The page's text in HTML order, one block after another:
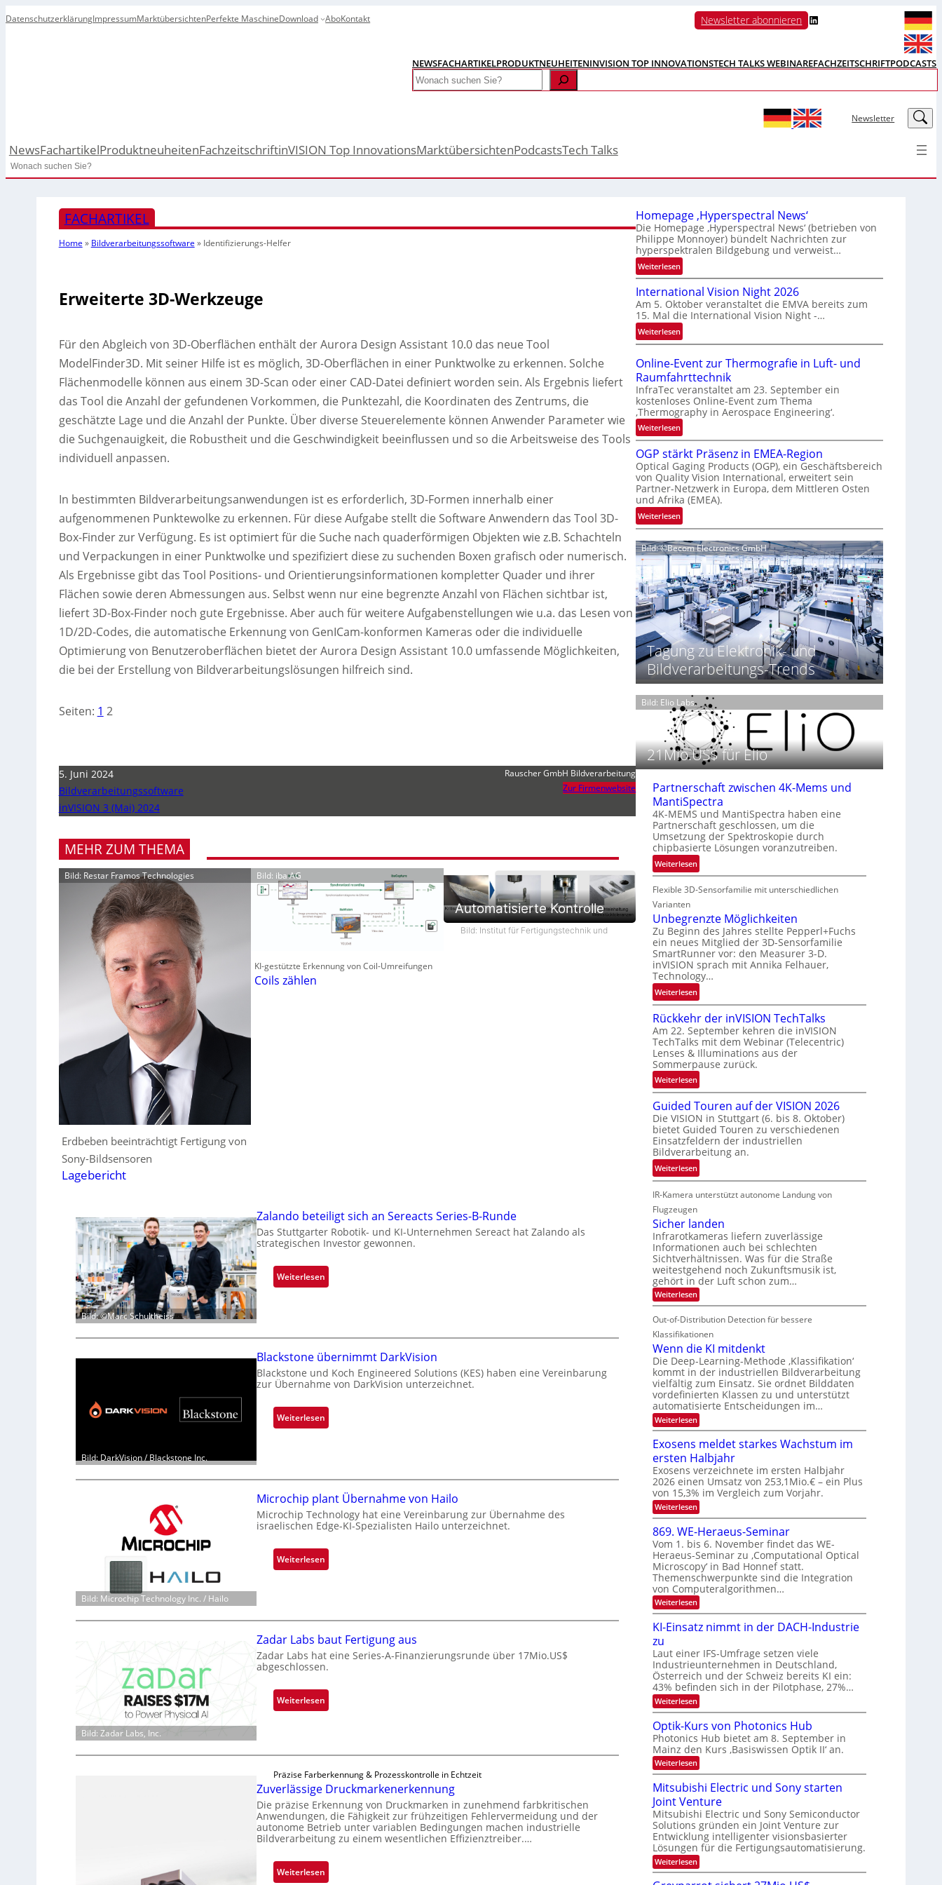
DatenschutzerklärungImpressumMarktübersichtenPerfekte MaschineDownload AboKontakt Newsletter abonnieren LinkedIn
NEWSFACHARTIKELPRODUKTNEUHEITENINVISION TOP INNOVATIONSTECH TALKS WEBINAREFACHZEITSCHRIFTPODCASTS
Search
Newsletter LinkedIn
NewsFachartikelProduktneuheitenFachzeitschriftinVISION Top InnovationsMarktübersichtenPodcastsTech Talks
Search
FACHARTIKEL
Home » Bildverarbeitungssoftware » Identifizierungs-Helfer
Erweiterte 3D-Werkzeuge
Für den Abgleich von 3D-Oberflächen enthält der Aurora Design Assistant 10.0 das neue Tool
ModelFinder3D. Mit seiner Hilfe ist es möglich, 3D-Oberflächen in einer Punktwolke zu erkennen. Solche
Flächenmodelle können aus einem 3D-Scan oder einer CAD-Datei definiert worden sein. Als Ergebnis liefert
das Tool die Anzahl der gefundenen Vorkommen, die Punktezahl, die Koordinaten des Zentrums, die
geschätzte Lage und die Anzahl der Punkte. Über diverse Steuerelemente können Anwender Parameter wie
die Suchgenauigkeit, die Robustheit und die Geschwindigkeit beeinflussen und so die Arbeitsweise des Tools
individuell anpassen.
In bestimmten Bildverarbeitungsanwendungen ist es erforderlich, 3D-Formen innerhalb einer
aufgenommenen Punktewolke zu erkennen. Für diese Aufgabe stellt die Software Anwendern das Tool 3D-
Box-Finder zur Verfügung. Es ist optimiert für die Suche nach quaderförmigen Objekten wie z.B. Schachteln
und Verpackungen in einer Punktwolke und spezifiziert diese zu suchenden Boxen grafisch oder numerisch.
Als Ergebnisse gibt das Tool Positions- und Orientierungsinformationen kompletter Quader und ihrer
Flächen sowie deren Abmessungen aus. Selbst wenn nur eine begrenzte Anzahl von Flächen sichtbar ist,
liefert 3D-Box-Finder noch gute Ergebnisse. Aber auch für weitere Aufgabenstellungen wie u.a. das Lesen von
1D/2D-Codes, die automatische Erkennung von GenICam-konformen Kameras oder die individuelle
Optimierung von Benutzeroberflächen bietet der Aurora Design Assistant 10.0 umfassende Möglichkeiten,
die bei der Erstellung von Bildverarbeitungslösungen hilfreich sind.
Seiten: 1 2
5. Juni 2024
Bildverarbeitungssoftware
inVISION 3 (Mai) 2024
Rauscher GmbH Bildverarbeitung
Zur Firmenwebsite
MEHR ZUM THEMA
Bild: Restar Framos Technologies
Erdbeben beeinträchtigt Fertigung von
Sony-Bildsensoren
Lagebericht
Bild: iba AG
KI-gestützte Erkennung von Coil-Umreifungen
Coils zählen
Automatisierte Kontrolle
Bild: Institut für Fertigungstechnik und
Bild: ©Marc Schultheiss
Zalando beteiligt sich an Sereacts Series-B-Runde
Das Stuttgarter Robotik- und KI-Unternehmen Sereact hat Zalando als
strategischen Investor gewonnen.
Weiterlesen
Z
a
n
d
o
e
i
g
t
s
h
r
e
a
c
i
e
s
-
B
R
u
Bild: DarkVision / Blackstone Inc.
Blackstone übernimmt DarkVision
Blackstone und Koch Engineered Solutions (KES) haben eine Vereinbarung
zur Übernahme von DarkVision unterzeichnet.
Weiterlesen
B
s
t
o
n
r
n
i
m
D
k
i
o
n
Bild: Microchip Technology Inc. / Hailo
Microchip plant Übernahme von Hailo
Microchip Technology hat eine Vereinbarung zur Übernahme des
israelischen Edge-KI-Spezialisten Hailo unterzeichnet.
Weiterlesen
M
r
c
h
p
Ü
b
e
r
n
Bild: Zadar Labs, Inc.
Zadar Labs baut Fertigung aus
Zadar Labs hat eine Series-A-Finanzierungsrunde über 17Mio.US$
abgeschlossen.
Weiterlesen
Z
a
r
L
a
b
s
a
Präzise Farberkennung & Prozesskontrolle in Echtzeit
Zuverlässige Druckmarkenerkennung
Die präzise Erkennung von Druckmarken in zunehmend farbkritischen
Anwendungen, die Fähigkeit zur frühzeitigen Fehlervermeidung und der
autonome Betrieb unter variablen Bedingungen machen industrielle
Bildverarbeitung zu einem wesentlichen Effizienztreiber.…
Weiterlesen
Homepage ‚Hyperspectral News‘
Die Homepage ‚Hyperspectral News‘ (betrieben von
Philippe Monnoyer) bündelt Nachrichten zur
hyperspektralen Bildgebung und verweist…
Weiterlesen:
H
o
m
e
p
a
‚
H
y
e
r
s
p
e
c
t
r
a
l
e
w
s
‘
International Vision Night 2026
Am 5. Oktober veranstaltet die EMVA bereits zum
15. Mal die International Vision Night -…
Weiterlesen:
I
t
e
r
n
t
i
o
n
a
l
V
i
s
i
n
N
i
g
h
t
0
6
Online-Event zur Thermografie in Luft- und
Raumfahrttechnik
InfraTec veranstaltet am 23. September ein
kostenloses Online-Event zum Thema
‚Thermography in Aerospace Engineering‘.
Weiterlesen:
O
n
l
i
n
e
-
v
e
n
t
z
u
r
T
h
e
m
o
g
r
a
f
e
i
n
L
u
f
t
-
u
n
d
R
a
u
m
f
a
r
t
t
e
c
h
n
i
k
OGP stärkt Präsenz in EMEA-Region
Optical Gaging Products (OGP), ein Geschäftsbereich
von Quality Vision International, erweitert sein
Partner-Netzwerk in Europa, dem Mittleren Osten
und Afrika (EMEA).
Weiterlesen:
O
G
P
s
t
ä
r
k
t
P
ä
e
n
z
i
n
E
E
A
-
R
e
g
i
o
n
Bild: ©Becom Electronics GmbH
Tagung zu Elektronik- und
Bildverarbeitungs-Trends
Bild: Elio Labs.
21Mio.US$ für Elio
Partnerschaft zwischen 4K-Mems und
MantiSpectra
4K-MEMS und MantiSpectra haben eine
Partnerschaft geschlossen, um die
Umsetzung der Spektroskopie durch
chipbasierte Lösungen voranzutreiben.
Weiterlesen:
P
a
t
n
e
r
s
c
h
a
f
t
z
w
i
s
c
h
e
n
4
K
-
M
e
m
s
u
n
d
M
a
n
S
p
e
c
t
r
Flexible 3D-Sensorfamilie mit unterschiedlichen
Varianten
Unbegrenzte Möglichkeiten
Zu Beginn des Jahres stellte Pepperl+Fuchs
ein neues Mitglied der 3D-Sensorfamilie
SmartRunner vor: den Measurer 3-D.
inVISION sprach mit Annika Felhauer,
Technology…
Weiterlesen:
U
n
b
e
g
r
e
z
t
e
M
g
l
h
k
e
i
t
e
Rückkehr der inVISION TechTalks
Am 22. September kehren die inVISION
TechTalks mit dem Webinar (Telecentric)
Lenses & Illuminations aus der
Sommerpause zurück.
Weiterlesen:
R
ü
c
k
k
e
h
d
e
r
i
n
V
I
S
I
O
N
T
e
c
h
T
a
l
s
Guided Touren auf der VISION 2026
Die VISION in Stuttgart (6. bis 8. Oktober)
bietet Guided Touren zu verschiedenen
Einsatzfeldern der industriellen
Bildverarbeitung an.
Weiterlesen:
G
u
i
d
e
d
T
o
u
r
a
u
f
d
e
r
V
I
S
I
O
N
2
0
2
6
IR-Kamera unterstützt autonome Landung von
Flugzeugen
Sicher landen
Infrarotkameras liefern zuverlässige
Informationen auch bei schlechten
Sichtverhältnissen. Was für die Straße
weitestgehend noch Zukunftsmusik ist,
gehört in der Luft schon zum…
Weiterlesen:
S
c
h
r
l
a
n
d
e
n
Out-of-Distribution Detection für bessere
Klassifikationen
Wenn die KI mitdenkt
Die Deep-Learning-Methode ‚Klassifikation‘
kommt in der industriellen Bildverarbeitung
vielfältig zum Einsatz. Sie ordnet Bilddaten
vordefinierten Klassen zu und unterstützt
automatisierte Entscheidungen im…
Weiterlesen:
W
n
n
d
i
e
K
I
m
i
t
d
e
n
k
t
Exosens meldet starkes Wachstum im
ersten Halbjahr
Exosens verzeichnete im ersten Halbjahr
2026 einen Umsatz von 253,1Mio.€ – ein Plus
von 15,3% im Vergleich zum Vorjahr.
Weiterlesen:
E
x
o
s
e
n
s
m
e
l
d
e
t
t
a
r
k
e
s
W
a
c
h
s
t
u
m
i
m
e
r
s
t
e
n
H
869. WE-Heraeus-Seminar
Vom 1. bis 6. November findet das WE-
Heraeus-Seminar zu ‚Computational Optical
Microscopy‘ in Bad Honnef statt.
Themenschwerpunkte sind die Integration
von Computeralgorithmen…
Weiterlesen:
8
9
W
E
-
H
e
r
a
u
s
-
S
e
m
i
n
a
r
KI-Einsatz nimmt in der DACH-Industrie
zu
Laut einer IFS-Umfrage setzen viele
Industrieunternehmen in Deutschland,
Österreich und der Schweiz bereits KI ein:
43% befinden sich in der Pilotphase, 27%…
Weiterlesen:
K
-
E
i
n
s
t
z
n
i
m
m
t
i
n
Optik-Kurs von Photonics Hub
Photonics Hub bietet am 8. September in
Mainz den Kurs ‚Basiswissen Optik II‘ an.
Weiterlesen:
O
p
t
i
k
-
K
u
r
s
v
Mitsubishi Electric und Sony starten
Joint Venture
Mitsubishi Electric und Sony Semiconductor
Solutions gründen ein Joint Venture zur
Entwicklung intelligenter visionsbasierter
Lösungen für die Fertigungsautomatisierung.
Weiterlesen:
M